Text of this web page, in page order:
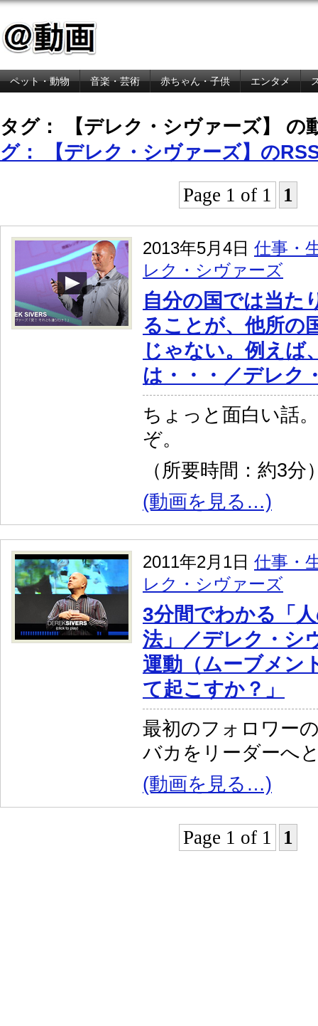
ペット・動物 音楽・芸術 赤ちゃん・子供 エンタメ
タグ： 【デレク・シヴァーズ】 の
グ： 【デレク・シヴァーズ】の
Page 1 of 1
1
2013年5月4日 仕事・
レク・シヴァーズ
自分の国では当た
ることが、他所の
じゃない。例えば
は・・・／デレク
ちょっと面白い話
ぞ。
（所要時間：約3分
(動画を見る…)
2011年2月1日 仕事・
レク・シヴァーズ
3分間でわかる「
法」／デレク・シ
運動（ムーブメン
て起こすか？」
最初のフォロワー
バカをリーダーへ
(動画を見る…)
Page 1 of 1 1